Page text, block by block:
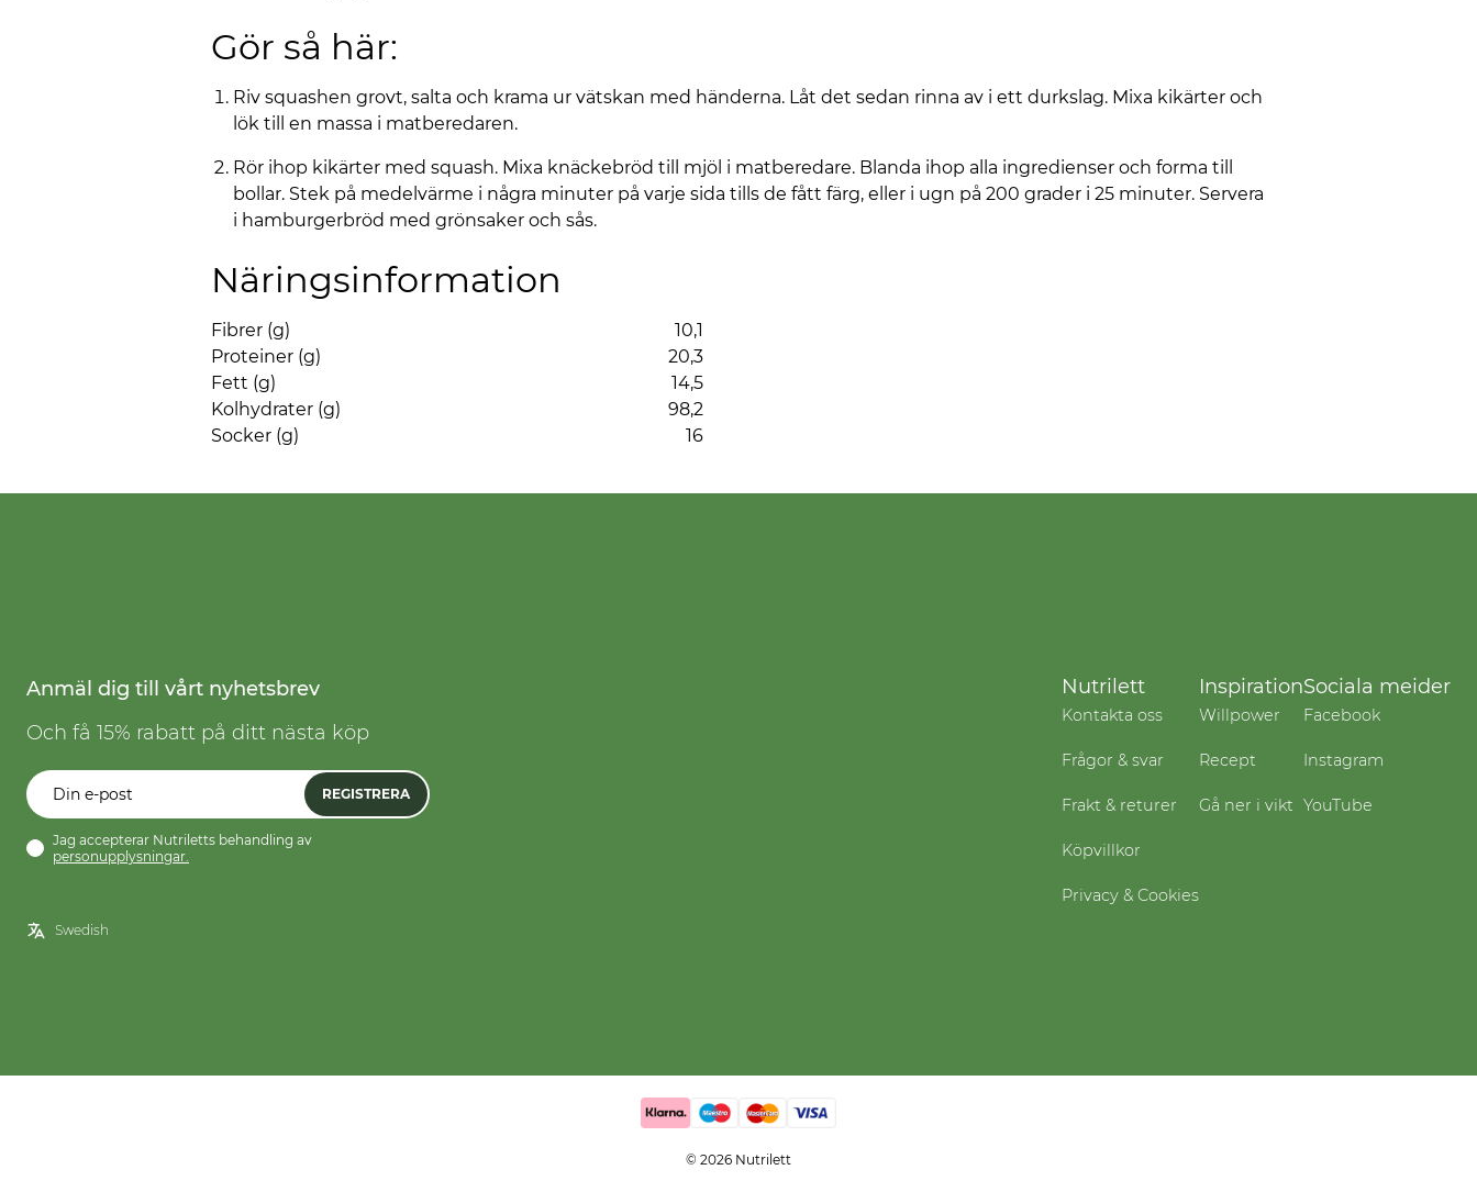
Gör så här:
Riv squashen grovt, salta och krama ur vätskan med händerna. Låt det sedan rinna av i ett durkslag. Mixa kikärter och
lök till en massa i matberedaren.
Rör ihop kikärter med squash. Mixa knäckebröd till mjöl i matberedare. Blanda ihop alla ingredienser och forma till
bollar. Stek på medelvärme i några minuter på varje sida tills de fått färg, eller i ugn på 200 grader i 25 minuter. Servera
i hamburgerbröd med grönsaker och sås.
Näringsinformation
Fibrer (g)
10,1
Proteiner (g)
20,3
Fett (g)
14,5
Kolhydrater (g)
98,2
Socker (g)
16
Anmäl dig till vårt nyhetsbrev
Och få 15% rabatt på ditt nästa köp
REGISTRERA
Jag accepterar Nutriletts behandling av
personupplysningar.
Nutrilett
Kontakta oss
Frågor & svar
Frakt & returer
Köpvillkor
Privacy & Cookies
Inspiration
Willpower
Recept
Gå ner i vikt
Sociala meider
Facebook
Instagram
YouTube
© 2026 Nutrilett